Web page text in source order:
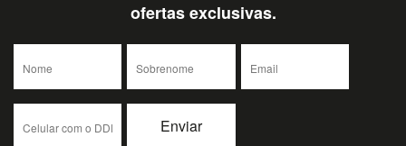
ofertas exclusivas.